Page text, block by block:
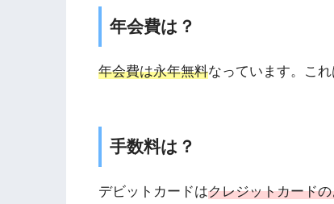
年会費は？
年会費は永年無料なっています。こ
手数料は？
デビットカードはクレジットカード